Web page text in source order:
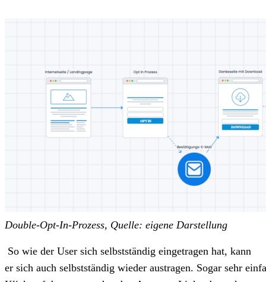
Double-Opt-In-Prozess, Quelle: eigene Darstellung
So wie der User sich selbstständig eingetragen hat, kann
er sich auch selbstständig wieder austragen. Sogar sehr